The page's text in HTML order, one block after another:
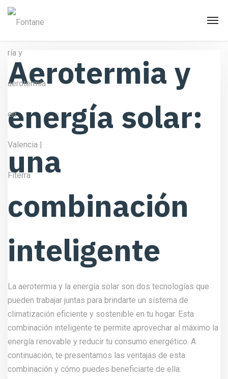
Aerotermia y
energía solar:
una
combinación
inteligente
La aerotermia y la energía solar son dos tecnologías que
pueden trabajar juntas para brindarte un sistema de
climatización eficiente y sostenible en tu hogar. Esta
combinación inteligente te permite aprovechar al máximo la
energía renovable y reducir tu consumo energético. A
continuación, te presentamos las ventajas de esta
combinación y cómo puedes beneficiarte de ella: